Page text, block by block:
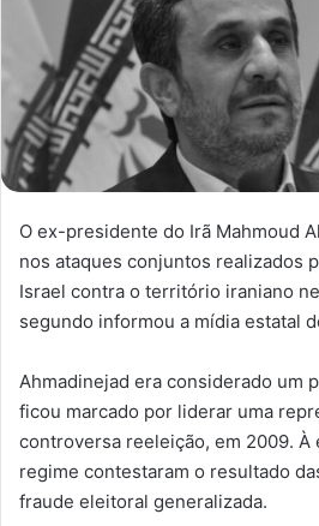
O ex-presidente do Irã Mahmoud
nos ataques conjuntos realizados
Israel contra o território iraniano
segundo informou a mídia estatal
Ahmadinejad era considerado um
ficou marcado por liderar uma
controversa reeleição, em 2009. À
regime contestaram o resultado
fraude eleitoral generalizada.